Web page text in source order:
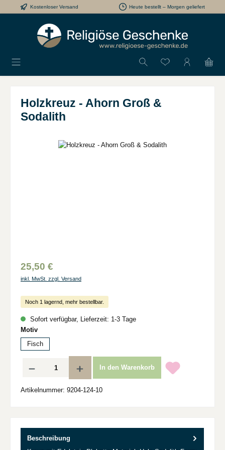
Zum Hauptinhalt springen
Kostenloser Versand Heute bestellt – Morgen geliefert
Du hast 0
Holzkreuz - Ahorn Groß &
Sodalith
Bildergalerie überspringen
25,50 €
inkl. MwSt. zzgl. Versand
Noch 1 lagernd, mehr bestellbar.
Sofort verfügbar, Lieferzeit: 1-3 Tage
Motivauswählen
Fisch
Produkt Anzahl: Gib den gewünschten Wert ein oder benutze die Schaltflächen
In den Warenkorb
Artikelnummer: 9204-124-10
Beschreibung